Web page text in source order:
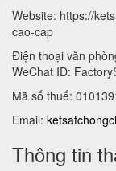
Website: https://
cao-cap
Điện thoại văn
WeChat ID:
Mã số thuế:
Email:
Thông tin